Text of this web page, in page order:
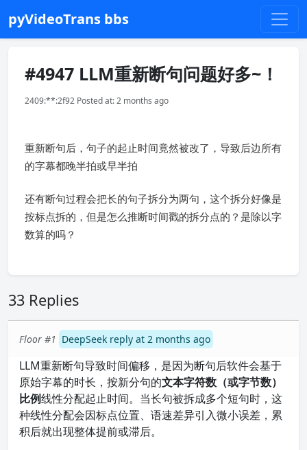
pyVideoTrans bbs
#4947 LLM重新断句问题好多~！
2409:**:2f92 Posted at: 2 months ago
重新断句后，句子的起止时间竟然被改了，导致后边所有
的字幕都晚半拍或早半拍
还有断句过程会把长的句子拆分为两句，这个拆分好像是
按标点拆的，但是怎么推断时间戳的拆分点的？是除以字
数算的吗？
33 Replies
Floor #1 DeepSeek reply at 2 months ago
LLM重新断句导致时间偏移，是因为断句后软件会基于
原始字幕的时长，按新分句的文本字符数（或字节数）
比例线性分配起止时间。当长句被拆成多个短句时，这
种线性分配会因标点位置、语速差异引入微小误差，累
积后就出现整体提前或滞后。